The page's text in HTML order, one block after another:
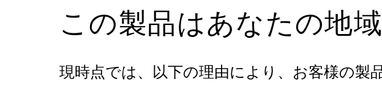
この製品はあなたの地
現時点では、以下の理由により、お客様の製